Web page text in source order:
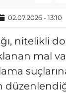
02.07.2026 - 13:10
nitelikli
mal